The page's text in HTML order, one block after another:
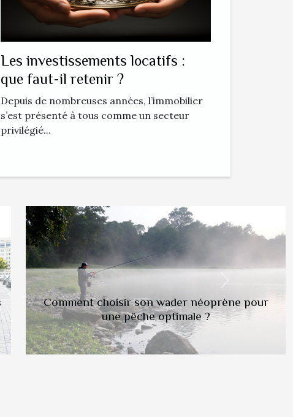
Les investissements locatifs :
que faut-il retenir ?
Depuis de nombreuses années, l’immobilier
s’est présenté à tous comme un secteur
privilégié...
Analyse approfondie des innovations en
matière d'énergie renouvelable en Scandinavie
Next